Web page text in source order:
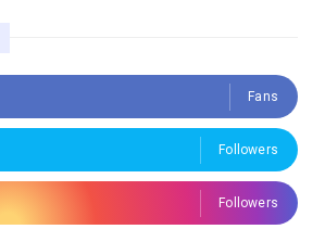
Fans
Followers
Followers